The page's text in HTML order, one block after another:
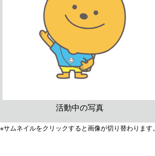
活動中の写真
※サムネイルをクリックすると画像が切り替わります。